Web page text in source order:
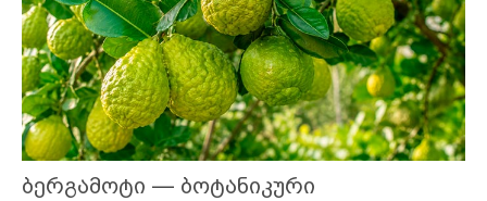
ბერგამოტი — ბოტანიკური